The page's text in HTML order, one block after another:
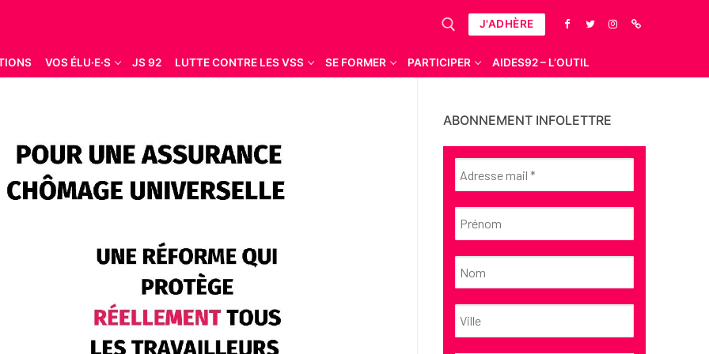
J'ADHÈRE
VOS ÉLU·E·S JS 92 LUTTE CONTRE LES VSS SE FORMER PARTICIPER AIDES92 – L’OUTIL
ABONNEMENT INFOLETTRE